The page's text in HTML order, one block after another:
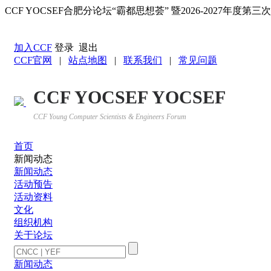
CCF YOCSEF合肥分论坛“霸都思想荟” 暨2026-2027年度第三
加入CCF 登录 退出
CCF官网
| 站点地图 | 联系我们 | 常见问题
CCF YOCSEF YOCSEF
CCF Young Computer Scientists & Engineers Forum
首页
新闻动态
新闻动态
活动预告
活动资料
文化
组织机构
关于论坛
新闻动态